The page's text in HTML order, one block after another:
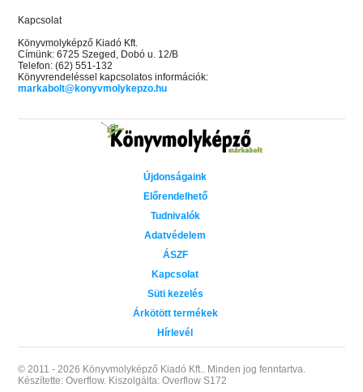
Kapcsolat
Könyvmolyképző Kiadó Kft.
Címünk: 6725 Szeged, Dobó u. 12/B
Telefon: (62) 551-132
Könyvrendeléssel kapcsolatos információk:
markabolt@konyvmolykepzo.hu
Újdonságaink
Előrendelhető
Tudnivalók
Adatvédelem
ÁSZF
Kapcsolat
Süti kezelés
Árkötött termékek
Hírlevél
© 2011 - 2026 Könyvmolyképző Kiadó Kft.. Minden jog fenntartva.
Készítette: Overflow. Kiszolgálta: Overflow S172